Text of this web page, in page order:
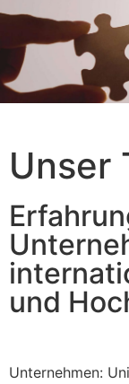
Unser
und
Unternehmen: